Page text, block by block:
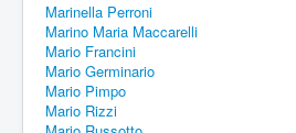
Marinella Perroni
Marino Maria Maccarelli
Mario Francini
Mario Germinario
Mario Pimpo
Mario Rizzi